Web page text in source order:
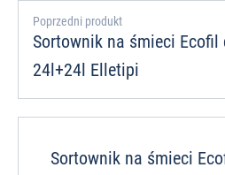
Poprzedni produkt
Sortownik na śmieci
24l+24l Elletipi
Sortownik na śmieci